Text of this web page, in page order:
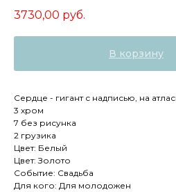
3730,00 руб.
В корзину
Сердце - гигант с надписью, на
3 хром
7 без рисунка
2 грузика
Цвет: Белый
Цвет: Золото
Событие: Свадьба
Для кого: Для молодожен